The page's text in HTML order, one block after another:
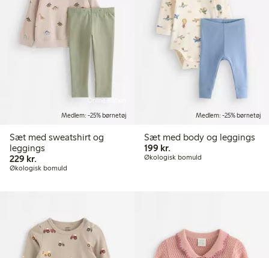
Online edition
Medlem: -25% børnetøj
Sæt med sweatshirt og
leggings
229 kr.
Økologisk bomuld
Medlem: -25% børnetøj
Sæt med body og leggings
199 kr.
Økologisk bomuld